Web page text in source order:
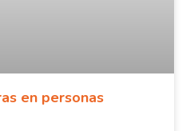
en personas